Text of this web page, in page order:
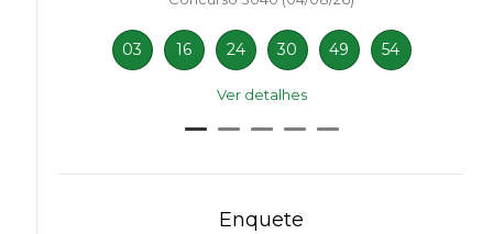
03 16 24 30 49 54
Ver detalhes
Enquete